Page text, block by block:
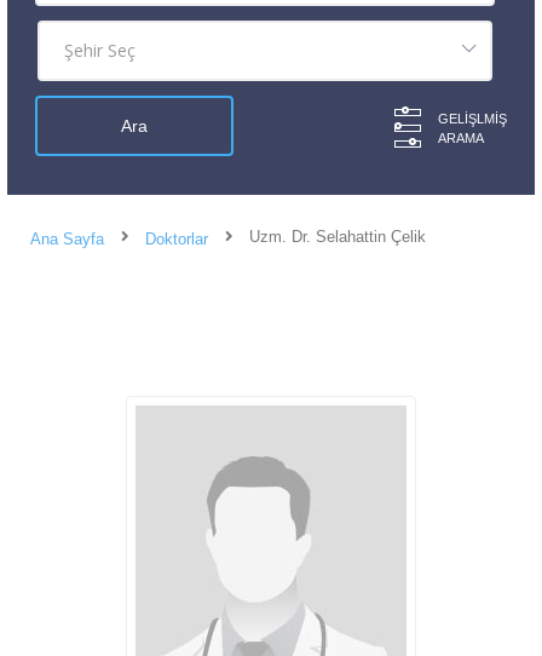
GELIŞLMIŞ
ARAMA
Ana Sayfa Doktorlar Uzm. Dr. Selahattin Çelik